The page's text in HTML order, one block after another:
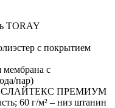
TORAY
с покрытием
мембрана с
пар)
СЛАЙТЕКС ПРЕМИУМ
60 г/м² – низ штанин